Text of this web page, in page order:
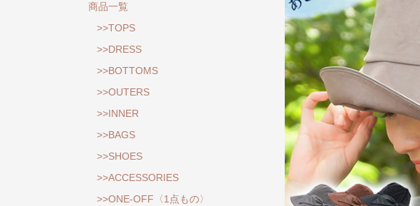
商品一覧
>>TOPS
>>DRESS
>>BOTTOMS
>>OUTERS
>>INNER
>>BAGS
>>SHOES
>>ACCESSORIES
>>ONE-OFF〈1点もの〉